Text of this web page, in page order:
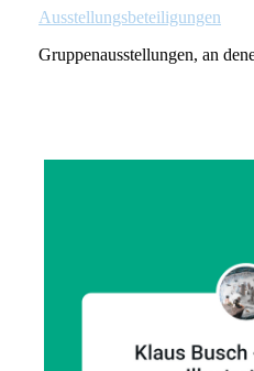
Ausstellungsbeteiligungen
Gruppenausstellungen, an